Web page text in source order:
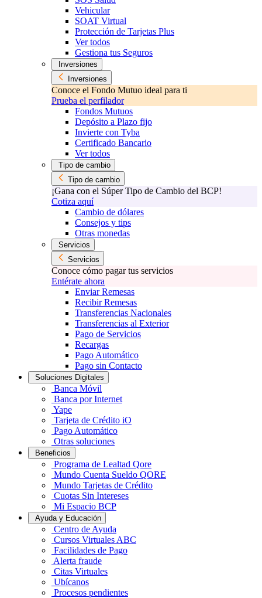
Vehicular
SOAT Virtual
Protección de Tarjetas Plus
Ver todos
Gestiona tus Seguros
Inversiones
Inversiones
Conoce el Fondo Mutuo ideal para ti
Prueba el perfilador
Fondos Mutuos
Depósito a Plazo fijo
Invierte con Tyba
Certificado Bancario
Ver todos
Tipo de cambio
Tipo de cambio
¡Gana con el Súper Tipo de Cambio del BCP!
Cotiza aquí
Cambio de dólares
Consejos y tips
Otras monedas
Servicios
Servicios
Conoce cómo pagar tus servicios
Entérate ahora
Enviar Remesas
Recibir Remesas
Transferencias Nacionales
Transferencias al Exterior
Pago de Servicios
Recargas
Pago Automático
Pago sin Contacto
Soluciones Digitales
Banca Móvil
Banca por Internet
Yape
Tarjeta de Crédito iO
Pago Automático
Otras soluciones
Beneficios
Programa de Lealtad Qore
Mundo Cuenta Sueldo QORE
Mundo Tarjetas de Crédito
Cuotas Sin Intereses
Mi Espacio BCP
Ayuda y Educación
Centro de Ayuda
Cursos Virtuales ABC
Facilidades de Pago
Alerta fraude
Citas Virtuales
Ubícanos
Procesos pendientes